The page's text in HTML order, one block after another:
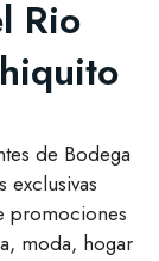
Rio
de Bodega
exclusivas
promociones
moda, hogar